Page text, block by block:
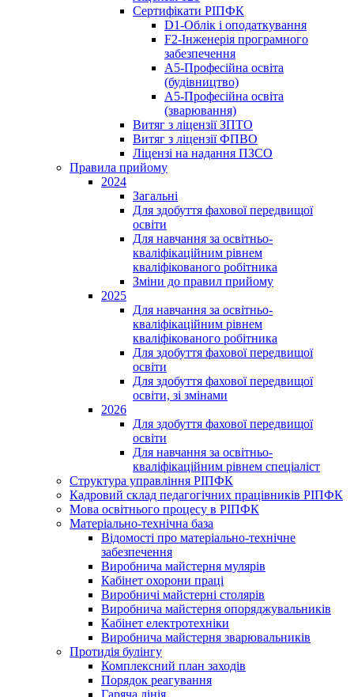
Сертифікати РІПФК
D1-Oблік і оподаткування
F2-Інженерія програмного
забезпечення
A5-Професійна освіта
(будівництво)
A5-Професійна освіта
(зварювання)
Витяг з ліцензії ЗПТО
Витяг з ліцензії ФПВО
Ліцензі на надання ПЗСО
Правила прийому
2024
Загальні
Для здобуття фахової передвищої
освіти
Для навчання за освітньо-
кваліфікаційним рівнем
кваліфікованого робітника
Зміни до правил прийому
2025
Для навчання за освітньо-
кваліфікаційним рівнем
кваліфікованого робітника
Для здобуття фахової передвищої
освіти
Для здобуття фахової передвищої
освіти, зі змінами
2026
Для здобуття фахової передвищої
освіти
Для навчання за освітньо-
кваліфікаційним рівнем спеціаліст
Структура управління РІПФК
Кадровий склад педагогічних працівників РІПФК
Мова освітнього процесу в РІПФК
Матеріально-технічна база
Відомості про матеріально-технічне
забезпечення
Виробнича майстерня мулярів
Кабінет охорони праці
Виробничі майстерні столярів
Виробнича майстерня опоряджувальників
Кабінет електротехніки
Виробнича майстерня зварювальників
Протидія булінгу
Комплексний план заходів
Порядок реагування